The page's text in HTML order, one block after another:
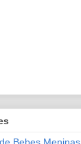
Bebes Meninas